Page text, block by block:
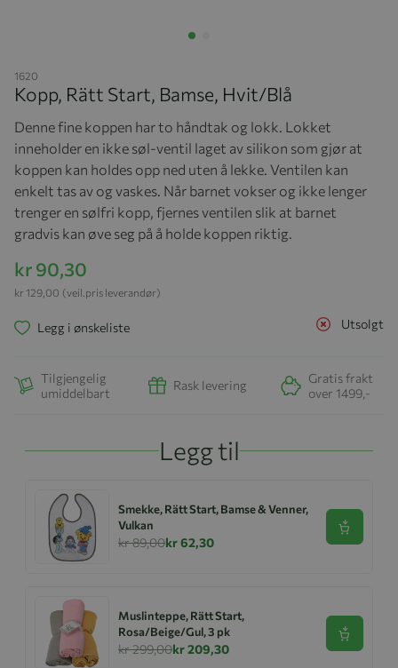
1620
Kopp, Rätt Start, Bamse, Hvit/Blå
Denne fine koppen har to håndtak og lokk. Lokket
inneholder en ikke søl-ventil laget av silikon som gjør at
koppen kan holdes opp ned uten å lekke. Ventilen kan
enkelt tas av og vaskes. Når barnet vokser og ikke lenger
trenger en sølfri kopp, fjernes ventilen slik at barnet
gradvis kan øve seg på å holde koppen riktig.
kr 90,30
(veil.pris leverandør)
kr 129,00
Utsolgt
Legg i ønskeliste
Tilgjengelig
umiddelbart
Rask levering
Gratis frakt
over 1499,-
Legg til
Smekke, Rätt Start, Bamse & Venner,
Vulkan
kr 89,00kr 62,30
Se
Muslinteppe, Rätt Start,
Rosa/Beige/Gul, 3 pk
kr 299,00kr 209,30
Se